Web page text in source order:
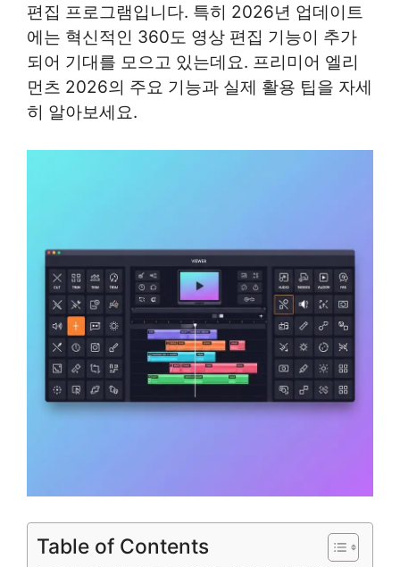
편집 프로그램입니다. 특히 2026년 업데이트
에는 혁신적인 360도 영상 편집 기능이 추가
되어 기대를 모으고 있는데요. 프리미어 엘리
먼츠 2026의 주요 기능과 실제 활용 팁을 자세
히 알아보세요.
Table of Contents